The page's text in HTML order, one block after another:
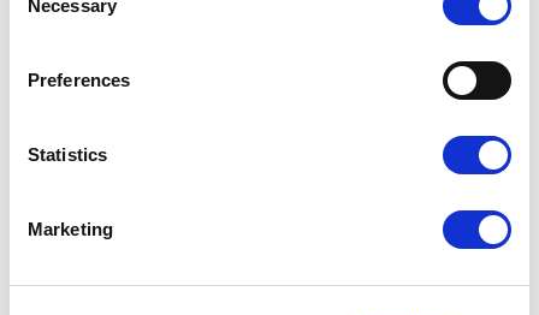
Selection
Necessary
Preferences
Statistics
Marketing